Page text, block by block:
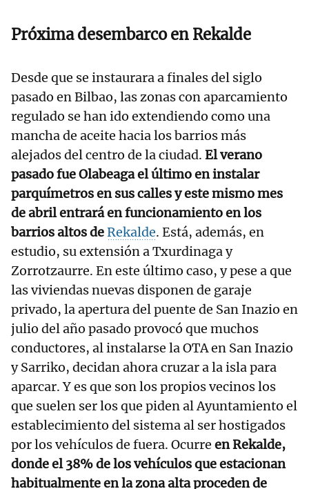
Próxima desembarco en Rekalde
Desde que se instaurara a finales del siglo
pasado en Bilbao, las zonas con aparcamiento
regulado se han ido extendiendo como una
mancha de aceite hacia los barrios más
alejados del centro de la ciudad. El verano
pasado fue Olabeaga el último en instalar
parquímetros en sus calles y este mismo mes
de abril entrará en funcionamiento en los
barrios altos deRekalde. Está, además, en
estudio, su extensión a Txurdinaga y
Zorrotzaurre. En este último caso, y pese a que
las viviendas nuevas disponen de garaje
privado, la apertura del puente de San Inazio en
julio del año pasado provocó que muchos
conductores, al instalarse la OTA en San Inazio
y Sarriko, decidan ahora cruzar a la isla para
aparcar. Y es que son los propios vecinos los
que suelen ser los que piden al Ayuntamiento el
establecimiento del sistema al ser hostigados
por los vehículos de fuera. Ocurre en Rekalde,
donde el 38% de los vehículos que estacionan
habitualmente en la zona alta proceden de